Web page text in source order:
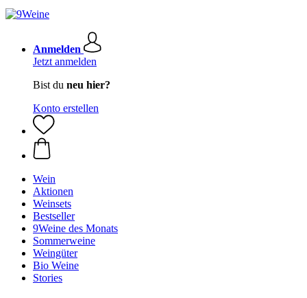
Anmelden
Jetzt anmelden
Bist du neu hier?
Konto erstellen
Wein
Aktionen
Weinsets
Bestseller
9Weine des Monats
Sommerweine
Weingüter
Bio Weine
Stories